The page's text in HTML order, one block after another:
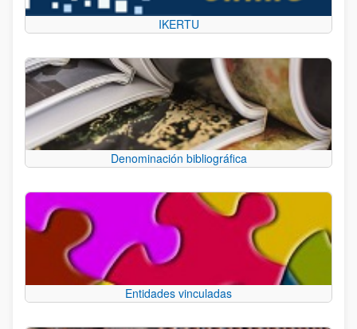
IKERTU
Denominación bibliográfica
Entidades vinculadas